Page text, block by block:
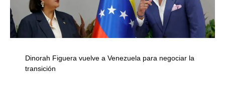
Dinorah Figuera vuelve a Venezuela para negociar la
transición